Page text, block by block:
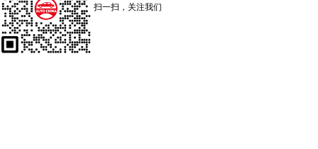
扫一扫，关注我们